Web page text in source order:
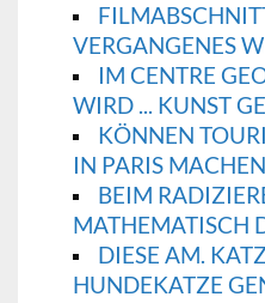
VERGANGENES
IM CENTRE
WIRD ... KUNST
KÖNNEN
IN PARIS MACHEN
BEIM
MATHEMATISCH
DIESE AM.
HUNDEKATZE